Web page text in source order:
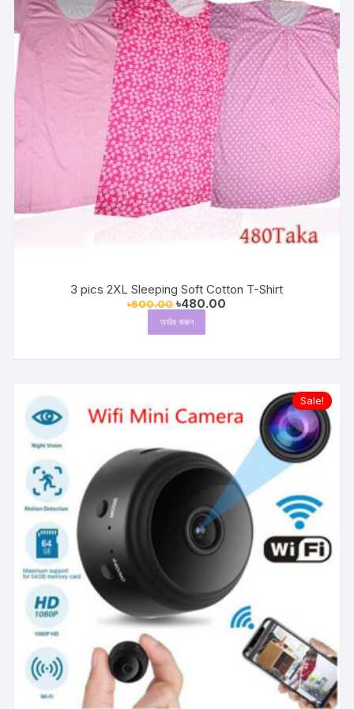
3 pics 2XL Sleeping Soft Cotton T-Shirt
৳600.00 Original
price
was:
৳600.00.
৳480.00
অর্ডার করুন
Sale!